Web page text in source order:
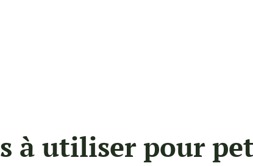
à utiliser pour